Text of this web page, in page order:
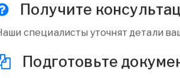
Получите
специалисты уточнят детали
Подготовьте